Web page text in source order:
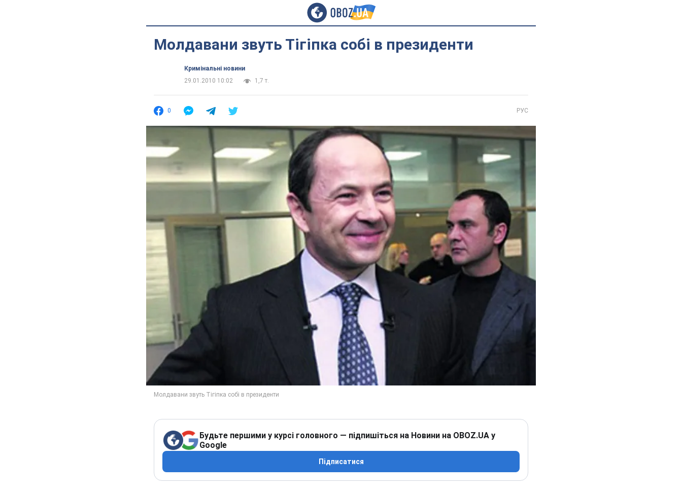
Молдавани звуть Тігіпка собі в президенти
Кримінальні новини
29.01.2010 10:02
1,7 т.
0 РУС
Будьте першими у курсі головного — підпишіться на Новини на OBOZ.UA у
Google
Підписатися